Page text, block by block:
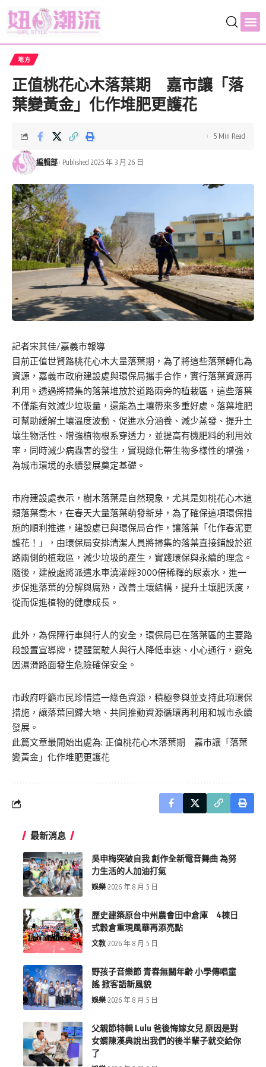
地方
正值桃花心木落葉期 嘉市讓「落
葉變黃金」化作堆肥更護花
編輯部 Published 2025 年 3 月 26 日
5 Min Read
記者宋其佳/嘉義市報導
目前正值世賢路桃花心木大量落葉期，為了將這些落葉轉化為
資源，嘉義市政府建設處與環保局攜手合作，實行落葉資源再
利用。透過將掃集的落葉堆放於道路兩旁的植栽區，這些落葉
不僅能有效減少垃圾量，還能為土壤帶來多重好處。落葉堆肥
可幫助緩解土壤溫度波動、促進水分涵養、減少蒸發、提升土
壤生物活性、增強植物根系穿透力，並提高有機肥料的利用效
率，同時減少病蟲害的發生，實現綠化帶生物多樣性的增強，
為城市環境的永續發展奠定基礎。
市府建設處表示，樹木落葉是自然現象，尤其是如桃花心木這
類落葉喬木，在春天大量落葉萌發新芽，為了確保這項環保措
施的順利推進，建設處已與環保局合作，讓落葉「化作春泥更
護花！」，由環保局安排清潔人員將掃集的落葉直接鋪設於道
路兩側的植栽區，減少垃圾的產生，實踐環保與永續的理念。
隨後，建設處將派遣水車澆灌經3000倍稀釋的尿素水，進一
步促進落葉的分解與腐熟，改善土壤結構，提升土壤肥沃度，
從而促進植物的健康成長。
此外，為保障行車與行人的安全，環保局已在落葉區的主要路
段設置宣導牌，提醒駕駛人與行人降低車速、小心通行，避免
因濕滑路面發生危險確保安全。
市政府呼籲市民珍惜這一綠色資源，積極參與並支持此項環保
措施，讓落葉回歸大地、共同推動資源循環再利用和城市永續
發展。
此篇文章最開始出處為: 正值桃花心木落葉期 嘉市讓「落葉
變黃金」化作堆肥更護花
最新消息
吳申梅突破自我 創作全新電音舞曲 為努
力生活的人加油打氣
娛樂 2026 年 8 月 5 日
歷史建築原台中州農會田中倉庫 4棟日
式穀倉重現風華再添亮點
文教 2026 年 8 月 5 日
野孩子音樂節 青春無關年齡 小學傳唱童
謠 掀客語新風貌
娛樂 2026 年 8 月 5 日
父親節特輯 Lulu 爸後悔嫁女兒 原因是對
女婿陳漢典說出我們的後半輩子就交給你
了